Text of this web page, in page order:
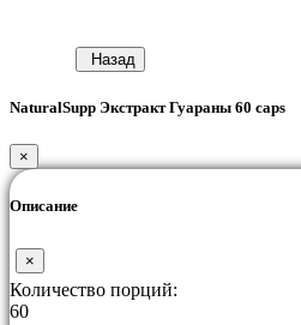
Назад
NaturalSupp Экстракт Гуараны 60 caps
×
Описание
×
Количество порций:
60